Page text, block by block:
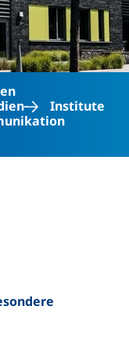
Institute
Ihr E-Mail-
Ihr E-Mail-